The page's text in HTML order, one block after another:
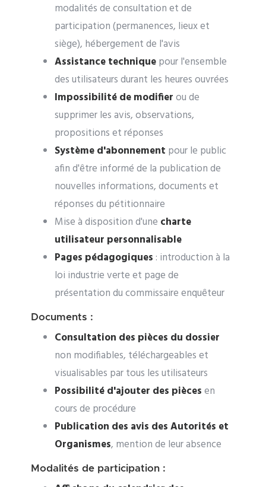
modalités de consultation et de
participation (permanences, lieux et
siège), hébergement de l'avis
Assistance techniquepour l'ensemble
des utilisateurs durant les heures ouvrées
Impossibilité de modifierou de
supprimer les avis, observations,
propositions et réponses
Système d'abonnement pour le public
afin d'être informé de la publication de
nouvelles informations, documents et
réponses du pétitionnaire
Mise à disposition d'une charte
utilisateur personnalisable
Pages pédagogiques : introduction à la
loi industrie verte et page de
présentation du commissaire enquêteur
Documents :
Consultation des pièces du dossier
non modifiables, téléchargeables et
visualisables par tous les utilisateurs
Possibilité d'ajouter des piècesen
cours de procédure
Publication des avis des Autorités et
Organismes, mention de leur absence
Modalités de participation :